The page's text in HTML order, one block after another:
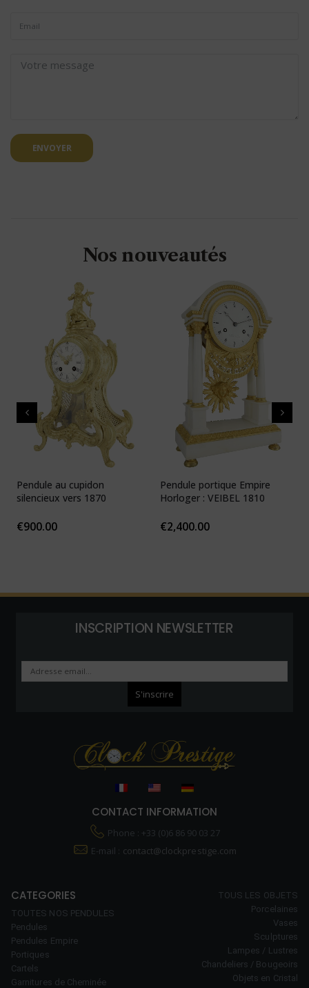
ENVOYER
Nos nouveautés
Pendule au cupidon
silencieux vers 1870
€900.00
Pendule portique Empire
Horloger : VEIBEL 1810
€2,400.00
INSCRIPTION NEWSLETTER
CONTACT INFORMATION
Phone : +33 (0)6 86 90 03 27
E-mail : contact@clockprestige.com
CATEGORIES
TOUTES NOS PENDULES
Pendules
Pendules Empire
Portiques
Cartels
Garnitures de Cheminée
TOUS LES OBJETS
Porcelaines
Vases
Sculptures
Lampes / Lustres
Chandeliers / Bougeoirs
Objets en Cristal